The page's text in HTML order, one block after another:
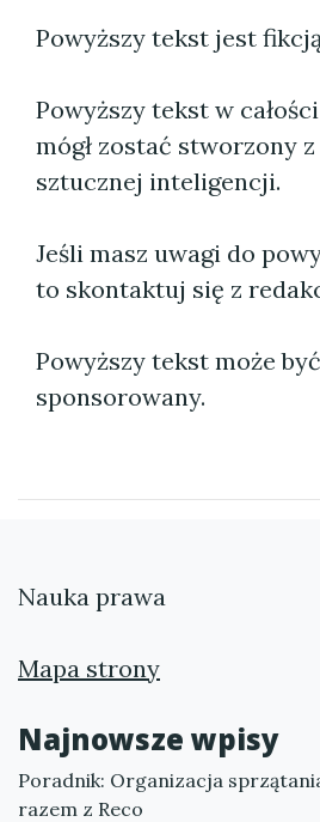
Powyższy tekst jest
Powyższy tekst w
mógł zostać stworzony
sztucznej inteligencji.
Jeśli masz uwagi do
to skontaktuj się z
Powyższy tekst może
sponsorowany.
Nauka prawa
Mapa strony
Najnowsze wpisy
Poradnik: Organizacja
razem z Reco